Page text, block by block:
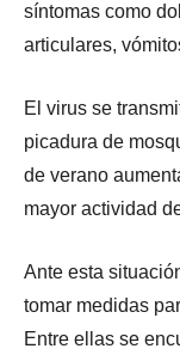
síntomas como
articulares,
El virus se
picadura de
de verano
mayor actividad
Ante esta
tomar medidas
Entre ellas se